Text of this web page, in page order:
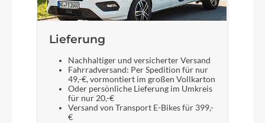
Lieferung
Nachhaltiger und versicherter Versand
Fahrradversand: Per Spedition für nur
49,-€, vormontiert im großen Vollkarton
Oder persönliche Lieferung im Umkreis
für nur 20,-€
Versand von Transport E-Bikes für 399,-
€